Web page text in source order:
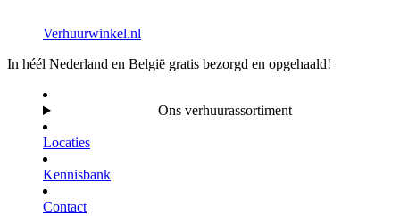
Verhuurwinkel.nl
In héél Nederland en België gratis bezorgd en opgehaald!
Ons verhuurassortiment
Locaties
Kennisbank
Contact